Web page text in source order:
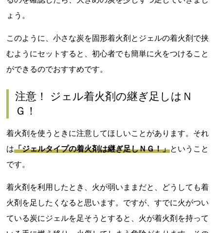
ょう。
このように、小さな炭を固形着火剤とジェルの着火剤で挟
むようにセットすると、初心者でも簡単に火をつけること
ができるのでおすすめです。
注意！ ジェル着火剤の継ぎ足しはＮ
Ｇ！
着火剤を使うときに注意してほしいことがあります。それ
は「ジェルタイプの着火剤は継ぎ足しＮＧ！」ということ
です。
着火剤を利用したとき、火が弱いままだと、どうしても着
火剤を足したくなると思います。ですが、すでに火がつい
ている炭にジェルを足そうとすると、火が着火剤を持って